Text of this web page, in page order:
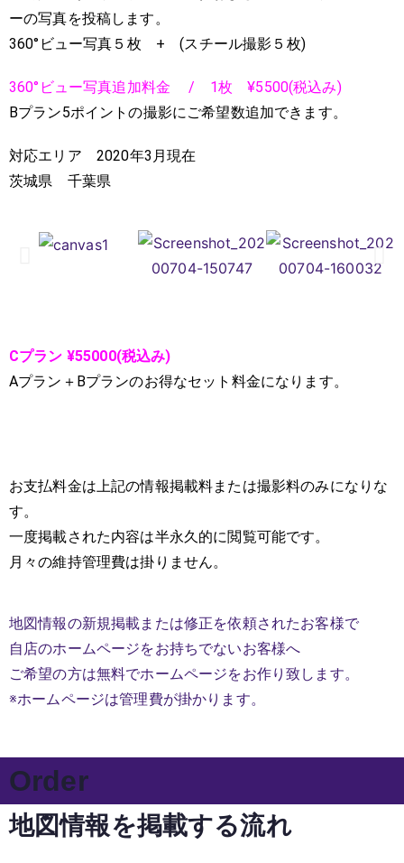
ーの写真を投稿します。
360°ビュー写真５枚 + (スチール撮影５枚)
360°ビュー写真追加料金 / 1枚 ¥5500(税込み)
Bプラン5ポイントの撮影にご希望数追加できます。
対応エリア 2020年3月現在
茨城県 千葉県
Cプラン ¥55000(税込み)
Aプラン＋Bプランのお得なセット料金になります。
お支払料金は上記の情報掲載料または撮影料のみになりな
す。
一度掲載された内容は半永久的に閲覧可能です。
月々の維持管理費は掛りません。
地図情報の新規掲載または修正を依頼されたお客様で
自店のホームページをお持ちでないお客様へ
ご希望の方は無料でホームページをお作り致します。
※ホームページは管理費が掛かります。
Order
地図情報を掲載する流れ